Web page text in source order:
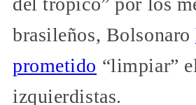
brasileños, Bolsonaro
prometido “limpiar”
izquierdistas.